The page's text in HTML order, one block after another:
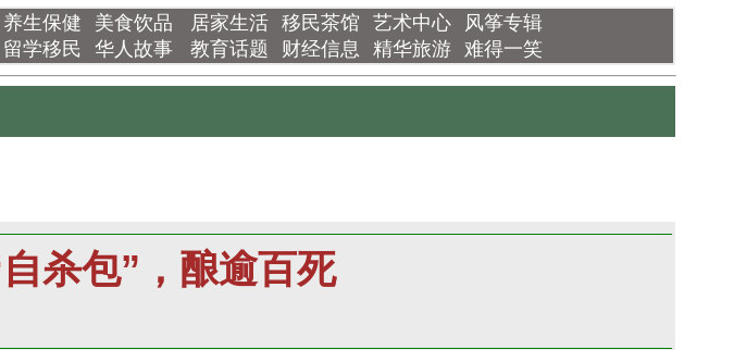
养生保健 美食饮品 居家生活 移民茶馆 艺术中心
风筝专辑
留学移民 华人故事 教育话题 财经信息 精华旅游 难得一笑
杀包”，酿逾百死